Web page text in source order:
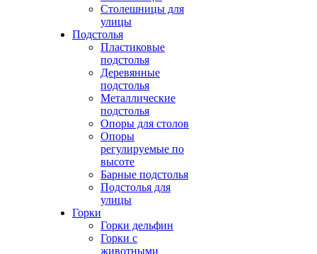
Столешницы для
улицы
Подстолья
Пластиковые
подстолья
Деревянные
подстолья
Металлические
подстолья
Опоры для столов
Опоры
регулируемые по
высоте
Барные подстолья
Подстолья для
улицы
Горки
Горки дельфин
Горки с
животными